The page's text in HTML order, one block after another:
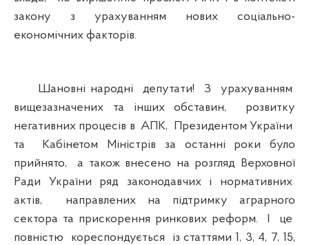
закону з урахуванням нових соціально-
економічних факторів.
Шановні народні депутати! З урахуванням
вищезазначених та інших обставин, розвитку
негативних процесів в АПК, Президентом України
та Кабінетом Міністрів за останні роки було
прийнято, а також внесено на розгляд Верховної
Ради України ряд законодавчих і нормативних
актів, направлених на підтримку аграрного
сектора та прискорення ринкових реформ. І це
повністю кореспондується із статтями 1, 3, 4, 7, 15,